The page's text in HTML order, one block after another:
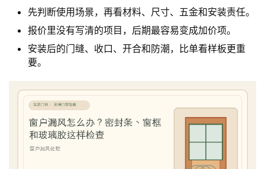
先判断使用场景，再看材料、尺寸、五金和安装责任。
报价里没有写清的项目，后期最容易变成加价项。
安装后的门缝、收口、开合和防潮，比单看样板更重
要。